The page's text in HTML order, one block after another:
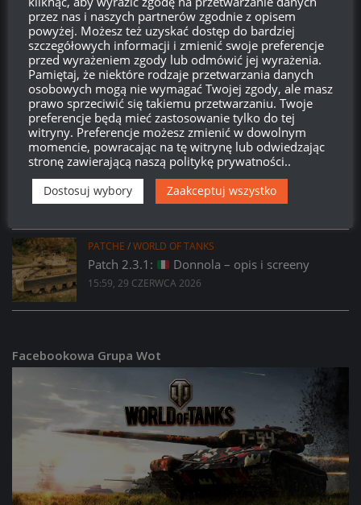
Miesiąc w WoT: Lipiec, czyli co nasz czeka w
najbliższym miesiącu w grze?
21:09, 2 LIPCA 2026
PATCHE/WORLD OF TANKS
Patch 2.3.1: Kolczatka – opis i screeny
16:15, 29 CZERWCA 2026
PATCHE/ WORLD OF TANKS
Patch 2.3.1: 63TP Rycerski – opis i screeny
16:08, 29 CZERWCA 2026
PATCHE /WORLD OF TANKS
Patch 2.3.1: Donnola – opis i screeny
15:59, 29 CZERWCA 2026
Facebookowa Grupa Wot
przez nas i naszych partnerów zgodnie z opisem
powyżej. Możesz też uzyskać dostęp do bardziej
szczegółowych informacji i zmienić swoje preferencje
przed wyrażeniem zgody lub odmówić jej wyrażenia.
Pamiętaj, że niektóre rodzaje przetwarzania danych
osobowych mogą nie wymagać Twojej zgody, ale masz
prawo sprzeciwić się takiemu przetwarzaniu. Twoje
preferencje będą mieć zastosowanie tylko do tej
witryny. Preferencje możesz zmienić w dowolnym
momencie, powracając na tę witrynę lub odwiedzając
stronę zawierającą naszą politykę prywatności..
Dostosuj wybory Zaakceptuj wszystko